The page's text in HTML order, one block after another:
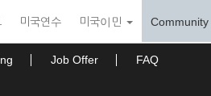
미국연수 미국이민 Community
Job Offer FAQ